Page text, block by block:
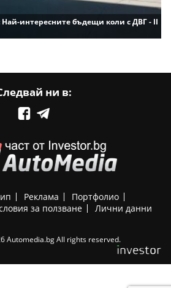
интересните бъдещи коли с ДВГ - II
ни в:
Реклама
Портфолио
за ползване Лични данни
Automedia.bg All rights reserved.